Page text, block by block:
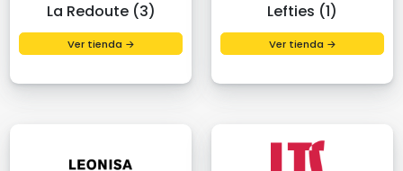
La Redoute (3)
Ver tienda →
Lefties (1)
Ver tienda →